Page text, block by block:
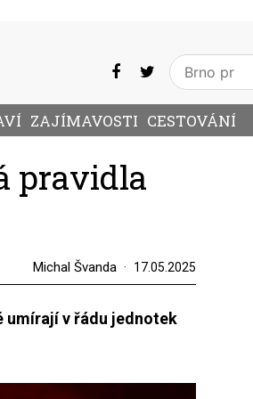
ZAJÍMAVOSTI CESTOVÁNÍ
pravidla
Michal Švanda 17.05.2025
v řádu jednotek